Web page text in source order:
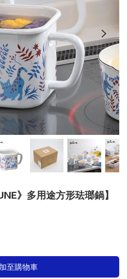
》多用途方形珐瑯鍋】
加至購物車